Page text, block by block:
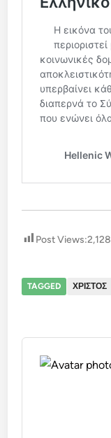
Post Views:2,128
TAGGED ΧΡΙΣΤΟΣ